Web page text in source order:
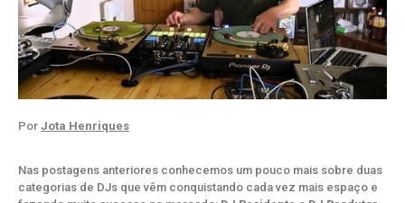
Por Jota Henriques
Nas postagens anteriores conhecemos um pouco mais sobre duas
categorias de DJs que vêm conquistando cada vez mais espaço e